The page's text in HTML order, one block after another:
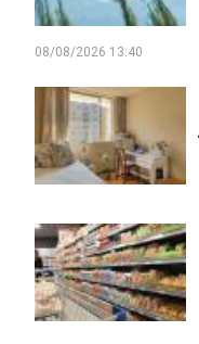
08/08/2026 13:40